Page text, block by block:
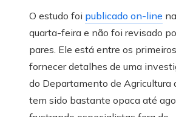
O estudo foi publicado on-line na
quarta-feira e não foi revisado
pares. Ele está entre os
fornecer detalhes de uma
do Departamento de Agricultura
tem sido bastante opaca até